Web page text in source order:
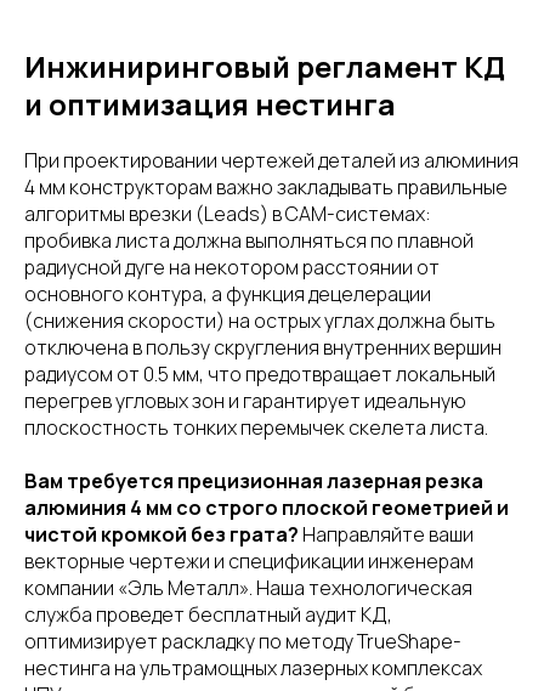
Инжиниринговый регламент КД
и оптимизация нестинга
При проектировании чертежей деталей из алюминия
4 мм конструкторам важно закладывать правильные
алгоритмы врезки (Leads) в CAM-системах:
пробивка листа должна выполняться по плавной
радиусной дуге на некотором расстоянии от
основного контура, а функция децелерации
(снижения скорости) на острых углах должна быть
отключена в пользу скругления внутренних вершин
радиусом от 0.5 мм, что предотвращает локальный
перегрев угловых зон и гарантирует идеальную
плоскостность тонких перемычек скелета листа.
Вам требуется прецизионная лазерная резка
алюминия 4 мм со строго плоской геометрией и
чистой кромкой без грата? Направляйте ваши
векторные чертежи и спецификации инженерам
компании «Эль Металл». Наша технологическая
служба проведет бесплатный аудит КД,
оптимизирует раскладку по методу TrueShape-
нестинга на ультрамощных лазерных комплексах